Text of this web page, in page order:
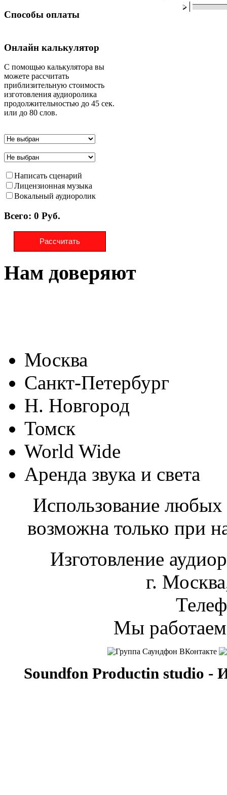
Способы оплаты
Онлайн калькулятор
С помощью калькулятора вы
можете рассчитать
приблизительную стоимость
изготовления аудиоролика
продолжительностью до 45 сек.
или до 80 слов.
Написать сценарий
Лицензионная музыка
Вокальный аудиоролик
Всего: 0 Руб.
Рассчитать
Нам доверяют
Москва
Санкт-Петербург
Н. Новгород
Томск
World Wide
Аренда звука и света
Использование любых
возможна только при
Изготовление
г.
Мы
Soundfon Productin studio -